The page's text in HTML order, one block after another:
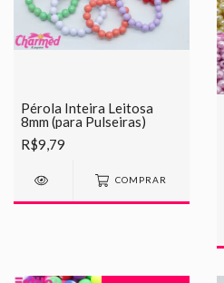
Pérola Inteira Leitosa
8mm (para Pulseiras)
R$9,79
COMPRAR